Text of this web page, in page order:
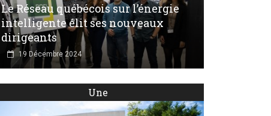
Le Réseau québécois sur l’énergie
intelligente élit ses nouveaux
dirigeants
19 Décembre 2024
Une